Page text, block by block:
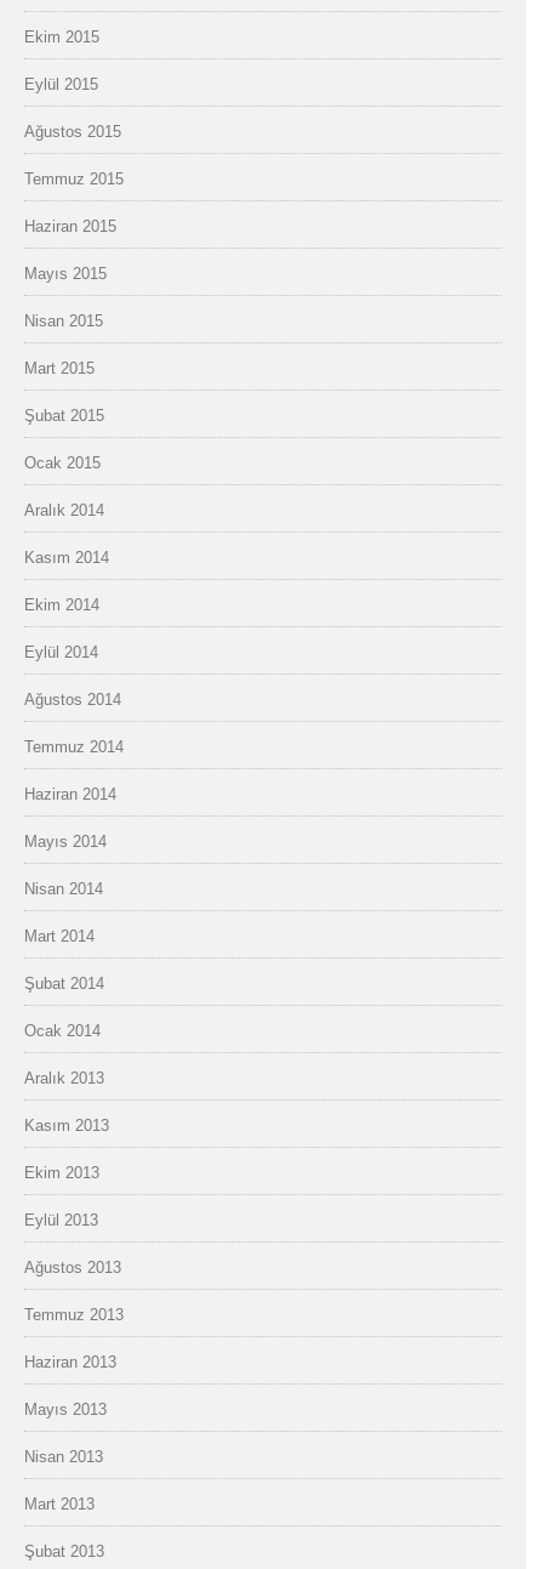
Ekim 2015
Eylül 2015
Ağustos 2015
Temmuz 2015
Haziran 2015
Mayıs 2015
Nisan 2015
Mart 2015
Şubat 2015
Ocak 2015
Aralık 2014
Kasım 2014
Ekim 2014
Eylül 2014
Ağustos 2014
Temmuz 2014
Haziran 2014
Mayıs 2014
Nisan 2014
Mart 2014
Şubat 2014
Ocak 2014
Aralık 2013
Kasım 2013
Ekim 2013
Eylül 2013
Ağustos 2013
Temmuz 2013
Haziran 2013
Mayıs 2013
Nisan 2013
Mart 2013
Şubat 2013